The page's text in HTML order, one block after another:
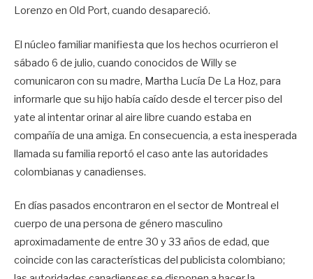
Lorenzo en Old Port, cuando desapareció.
El núcleo familiar manifiesta que los hechos ocurrieron el
sábado 6 de julio, cuando conocidos de Willy se
comunicaron con su madre, Martha Lucía De La Hoz, para
informarle que su hijo había caído desde el tercer piso del
yate al intentar orinar al aire libre cuando estaba en
compañía de una amiga. En consecuencia, a esta inesperada
llamada su familia reportó el caso ante las autoridades
colombianas y canadienses.
En días pasados encontraron en el sector de Montreal el
cuerpo de una persona de género masculino
aproximadamente de entre 30 y 33 años de edad, que
coincide con las características del publicista colombiano;